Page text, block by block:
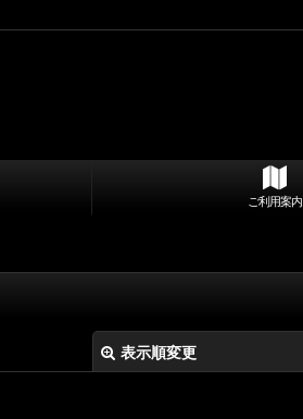
ご利用案内
表示順変更